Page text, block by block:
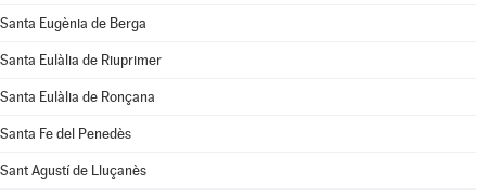
Santa Eugènia de Berga
Santa Eulàlia de Riuprimer
Santa Eulàlia de Ronçana
Santa Fe del Penedès
Sant Agustí de Lluçanès